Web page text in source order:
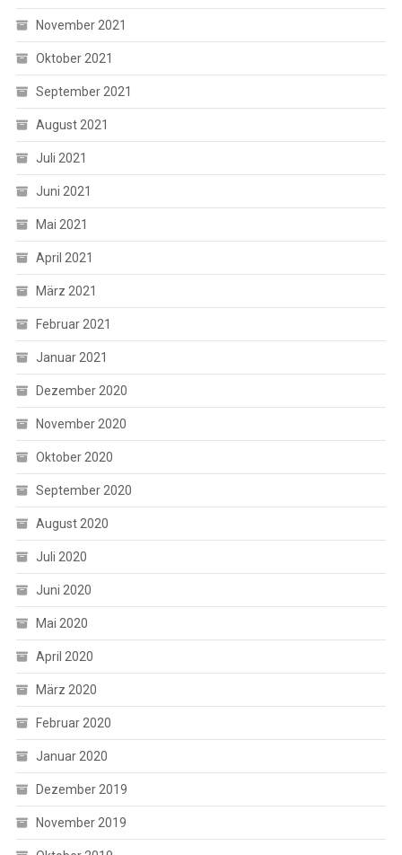
November 2021
Oktober 2021
September 2021
August 2021
Juli 2021
Juni 2021
Mai 2021
April 2021
März 2021
Februar 2021
Januar 2021
Dezember 2020
November 2020
Oktober 2020
September 2020
August 2020
Juli 2020
Juni 2020
Mai 2020
April 2020
März 2020
Februar 2020
Januar 2020
Dezember 2019
November 2019